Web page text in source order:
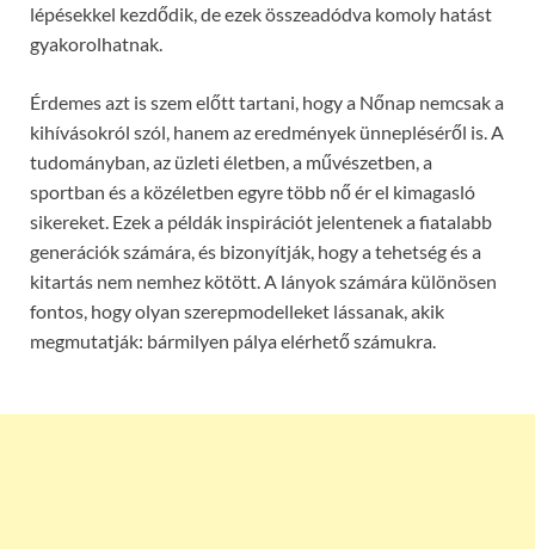
lépésekkel kezdődik, de ezek összeadódva komoly hatást
gyakorolhatnak.
Érdemes azt is szem előtt tartani, hogy a Nőnap nemcsak a
kihívásokról szól, hanem az eredmények ünnepléséről is. A
tudományban, az üzleti életben, a művészetben, a
sportban és a közéletben egyre több nő ér el kimagasló
sikereket. Ezek a példák inspirációt jelentenek a fiatalabb
generációk számára, és bizonyítják, hogy a tehetség és a
kitartás nem nemhez kötött. A lányok számára különösen
fontos, hogy olyan szerepmodelleket lássanak, akik
megmutatják: bármilyen pálya elérhető számukra.